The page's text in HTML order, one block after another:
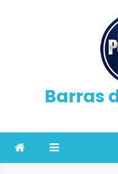
Barras